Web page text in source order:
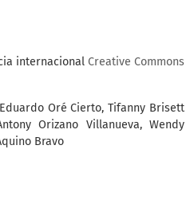
internacional Creative Commons
Oré Cierto, Tifanny Brisett
Orizano Villanueva, Wendy
Bravo